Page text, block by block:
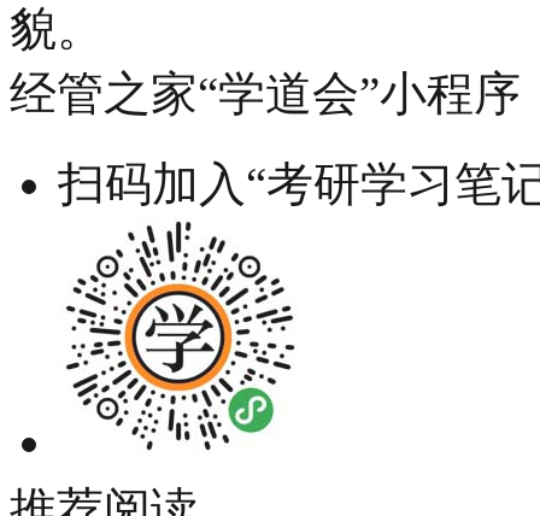
貌。
经管之家“学道会”小程序
扫码加入“考研学习笔